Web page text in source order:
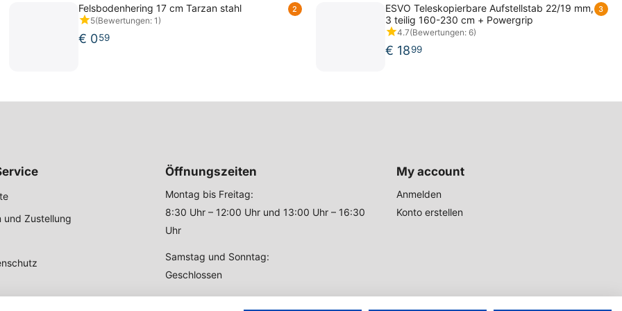
2
Felsbodenhering 17 cm Tarzan stahl
5(Bewertungen: 1)
€ 059
3
ESVO Teleskopierbare Aufstellstab 22/19 mm,
3 teilig 160-230 cm + Powergrip
4.7(Bewertungen: 6)
€ 1899
und Zustellung
Öffnungszeiten
Montag bis Freitag:
8:30 Uhr – 12:00 Uhr und 13:00 Uhr – 16:30
Uhr
Samstag und Sonntag:
Geschlossen
My account
Anmelden
Konto erstellen